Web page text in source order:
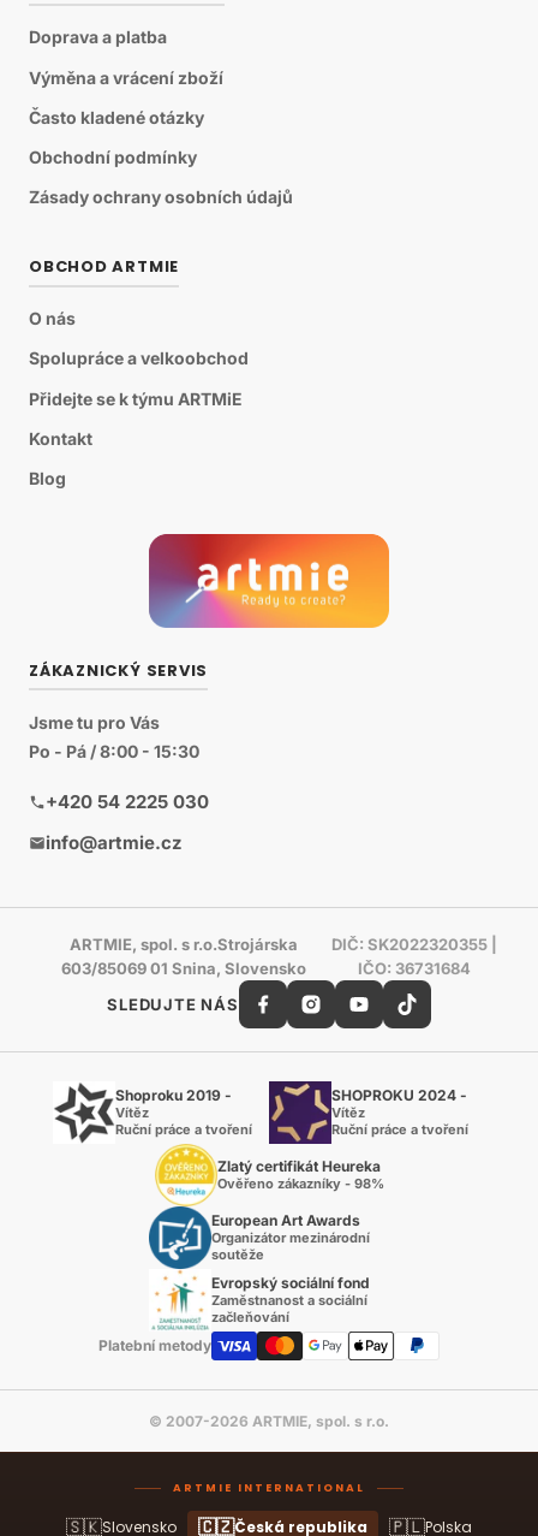
Doprava a platba
Výměna a vrácení zboží
Často kladené otázky
Obchodní podmínky
Zásady ochrany osobních údajů
OBCHOD ARTMIE
O nás
Spolupráce a velkoobchod
Přidejte se k týmu ARTMiE
Kontakt
Blog
ZÁKAZNICKÝ SERVIS
Jsme tu pro Vás
Po - Pá / 8:00 - 15:30
+420 54 2225 030
info@artmie.cz
ARTMIE, spol. s r.o.Strojárska
603/85069 01 Snina, Slovensko
DIČ: SK2022320355 |
IČO: 36731684
SLEDUJTE NÁS
Shoproku 2019 -
Vítěz
Ruční práce a tvoření
SHOPROKU 2024 -
Vítěz
Ruční práce a tvoření
Zlatý certifikát Heureka
Ověřeno zákazníky - 98%
European Art Awards
Organizátor mezinárodní
soutěže
Evropský sociální fond
Zaměstnanost a sociální
začleňování
Platební metody
© 2007-2026 ARTMIE, spol. s r.o.
ARTMIE INTERNATIONAL
🇸🇰Slovensko 🇨🇿Česká republika 🇵🇱Polska